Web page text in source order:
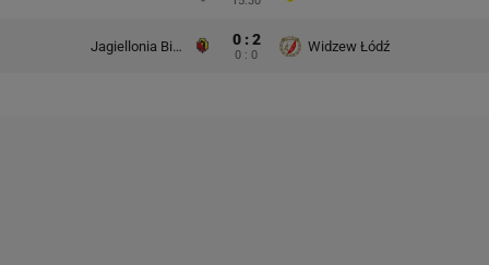
Jagiellonia Białystok 0 : 2
0 : 0
Widzew Łódź